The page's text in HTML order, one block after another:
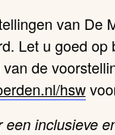
van De
Let u goed
de
hsw
een inclusieve